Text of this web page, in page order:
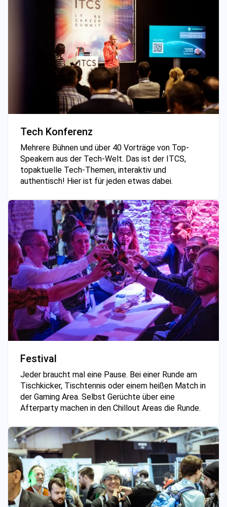
Tech Konferenz
Mehrere Bühnen und über 40 Vorträge von Top-
Speakern aus der Tech-Welt. Das ist der ITCS,
topaktuelle Tech-Themen, interaktiv und
authentisch! Hier ist für jeden etwas dabei.
Festival
Jeder braucht mal eine Pause. Bei einer Runde am
Tischkicker, Tischtennis oder einem heißen Match in
der Gaming Area. Selbst Gerüchte über eine
Afterparty machen in den Chillout Areas die Runde.